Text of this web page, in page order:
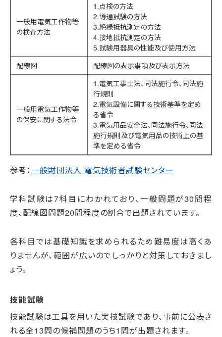
一般用電気工作物等
の検査方法
1.点検の方法
2.導通試験の方法
3.絶緑抵抗測定の方法
4.接地抵抗測定の方法
5.試験用器具の性能及び使用方法
配線図
配線図の表示事項及び表示方法
一般用電気工作物等
の保安に関する法令
1.電気工事士法、同法施行令、同法施
行規則
2.電気設備に関する技術基準を定め
る省令
3.電気用品安全法、同法施行令、同法
施行規則及び電気用品の技術上の基
準を定める省令
参考：一般財団法人 電気技術者試験センター
学科試験は7科目にわかれており、一般問題が30問程
度、配線図問題20問程度の割合で出題されています。
各科目では基礎知識を求められるため難易度は高くあ
りませんが、範囲が広いのでしっかりと対策しておきまし
ょう。
技能試験
技能試験は工具を用いた実技試験であり、事前に公表さ
れる全13問の候補問題のうち1問が出題されます。